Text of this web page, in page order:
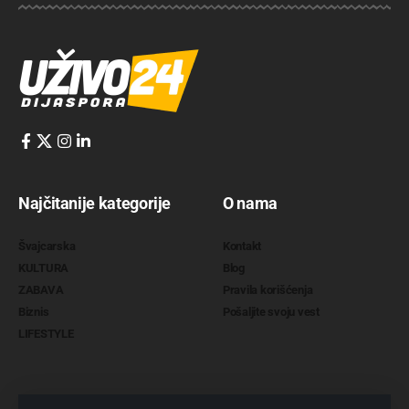
Najčitanije kategorije O nama